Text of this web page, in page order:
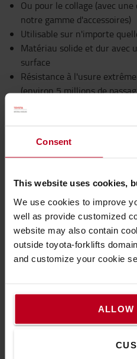
Consent
This website uses cookies,
We use cookies to improve
well as provide customized
website may also contain
outside toyota-forklifts
and customize your cookie
ALLOW
Ou pour le collage (avec une
notre gamme d'accessoires)
Utilisable sur n'importe
Matériau solide et dur avec
surface
Résistance à l'usure
(environ 5 millions de
Résistance à la corrosion
Idéal pour la reconstruction
béton ou en bois
coûts qui en découlent
Sur des supports lisses,
humides, huileux ou gras
Convient à un usage en
Caractéristiques techniques
d'épaisseur
*En plastique renforcé de
*Surface antidérapante à
*Convient aux températures de